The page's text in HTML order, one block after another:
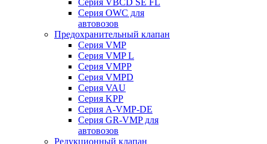
Серия VBCD SE FL
Серия OWC для
автовозов
Предохранительный клапан
Серия VMP
Серия VMP L
Серия VMPP
Серия VMPD
Серия VAU
Серия KPP
Серия A-VMP-DE
Серия GR-VMP для
автовозов
Редукционный клапан